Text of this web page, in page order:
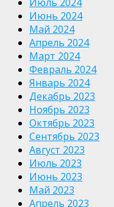
Июнь 2024
Май 2024
Апрель 2024
Март 2024
Февраль 2024
Январь 2024
Декабрь 2023
Ноябрь 2023
Октябрь 2023
Сентябрь 2023
Август 2023
Июль 2023
Июнь 2023
Май 2023
Апрель 2023